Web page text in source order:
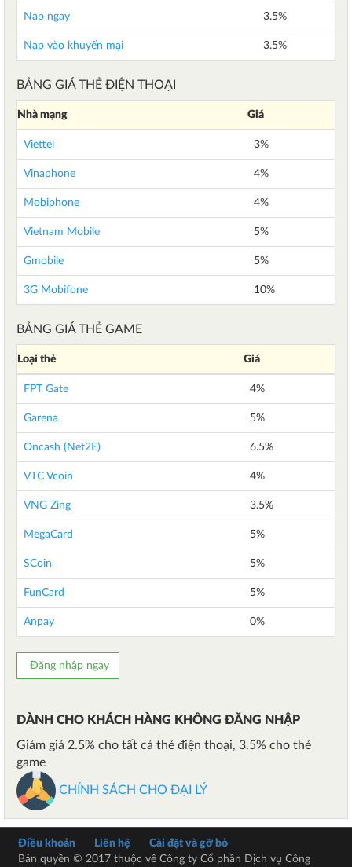
Nạp ngay 3.5%
Nạp vào khuyến mại 3.5%
BẢNG GIÁ THẺ ĐIỆN THOẠI
Nhà mạng Giá
Viettel 3%
Vinaphone 4%
Mobiphone 4%
Vietnam Mobile 5%
Gmobile 5%
3G Mobifone 10%
BẢNG GIÁ THẺ GAME
Loại thẻ Giá
FPT Gate 4%
Garena 5%
Oncash (Net2E) 6.5%
VTC Vcoin 4%
VNG Zing 3.5%
MegaCard 5%
SCoin 5%
FunCard 5%
Anpay 0%
Đăng nhập ngay
DÀNH CHO KHÁCH HÀNG KHÔNG ĐĂNG NHẬP
Giảm giá 2.5% cho tất cả thẻ điện thoại, 3.5% cho thẻ
game
CHÍNH SÁCH CHO ĐẠI LÝ
Điều khoản Liên hệ
Cài đặt và gỡ bỏ
Bản quyền © 2017 thuộc về Công ty Cổ phần Dịch vụ Công